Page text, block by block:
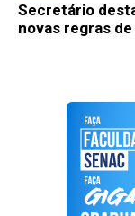
Secretário
novas regras